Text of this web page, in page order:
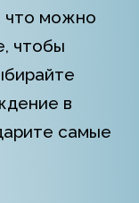
что можно
чтобы
в
самые